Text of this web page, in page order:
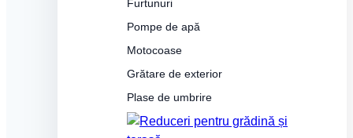
Furtunuri
Pompe de apă
Motocoase
Grătare de exterior
Plase de umbrire